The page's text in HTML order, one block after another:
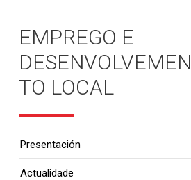
EMPREGO E
DESENVOLVEMEN
TO LOCAL
Presentación
Actualidade